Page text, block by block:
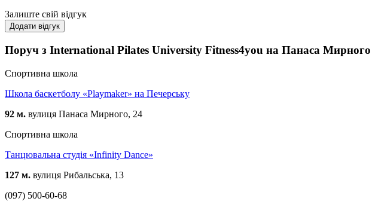
Залиште свій відгук
Додати відгук
Поруч з International Pilates University Fitness4you на Панаса Мирного
Спортивна школа
Школа баскетболу «Playmaker» на Печерську
92 м. вулиця Панаса Мирного, 24
Спортивна школа
Танцювальна студія «Infinity Dance»
127 м. вулиця Рибальська, 13
(097) 500-60-68